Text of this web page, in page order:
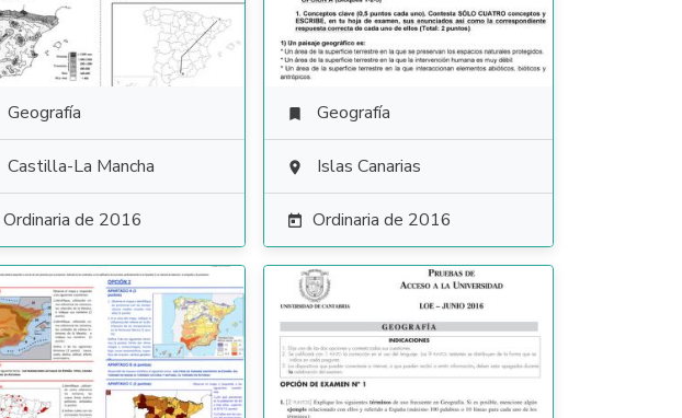
Geografía
Castilla-La Mancha
Ordinaria de 2016
 Geografía
 Islas Canarias
 Ordinaria de 2016